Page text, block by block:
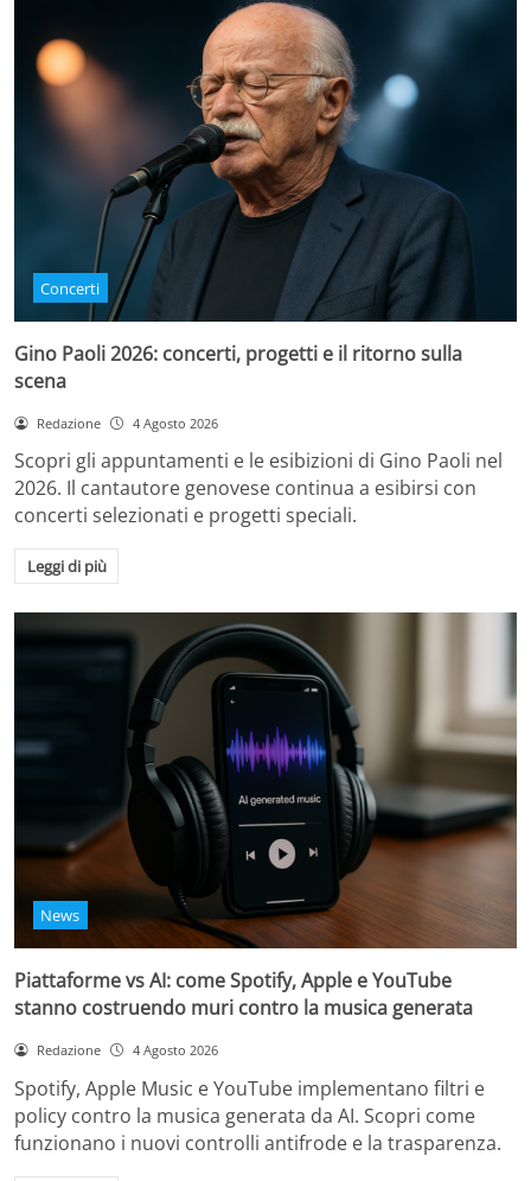
Concerti
Gino Paoli 2026: concerti, progetti e il ritorno sulla
scena
Redazione 4 Agosto 2026
Scopri gli appuntamenti e le esibizioni di Gino Paoli nel
2026. Il cantautore genovese continua a esibirsi con
concerti selezionati e progetti speciali.
Leggi di più
News
Piattaforme vs AI: come Spotify, Apple e YouTube
stanno costruendo muri contro la musica generata
Redazione 4 Agosto 2026
Spotify, Apple Music e YouTube implementano filtri e
policy contro la musica generata da AI. Scopri come
funzionano i nuovi controlli antifrode e la trasparenza.